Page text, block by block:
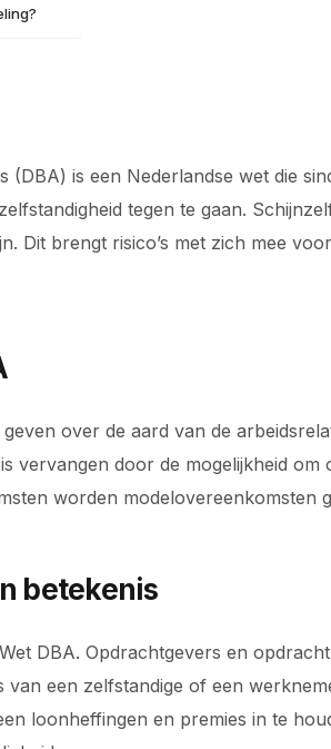
is een Nederlandse wet die
tegen te gaan.
Dit brengt risico’s met zich mee
over de aard van de
vervangen door de mogelijkheid
worden modelovereenkomsten
betekenis
DBA. Opdrachtgevers en
een zelfstandige of een
loonheffingen en premies in te